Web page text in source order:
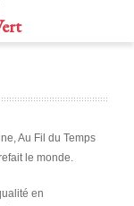
Au Fil du Temps
le monde.
en